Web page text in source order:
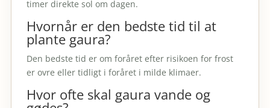
timer direkte sol om dagen.
Hvornår er den bedste tid til at
plante gaura?
Den bedste tid er om foråret efter risikoen for frost
er ovre eller tidligt i foråret i milde klimaer.
Hvor ofte skal gaura vande og